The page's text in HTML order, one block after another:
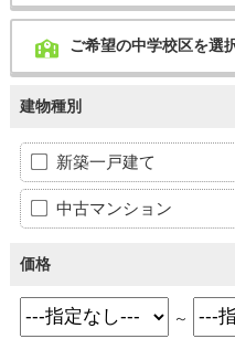
ご希望の中学校区を選
建物種別
新築一戸建て
中古マンション
価格
～